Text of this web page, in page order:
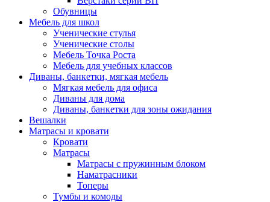
Обувницы
Мебель для школ
Ученические стулья
Ученические столы
Мебель Точка Роста
Мебель для учебных классов
Диваны, банкетки, мягкая мебель
Мягкая мебель для офиса
Диваны для дома
Диваны, банкетки для зоны ожидания
Вешалки
Матрасы и кровати
Кровати
Матрасы
Матрасы с пружинным блоком
Наматрасники
Топеры
Тумбы и комоды